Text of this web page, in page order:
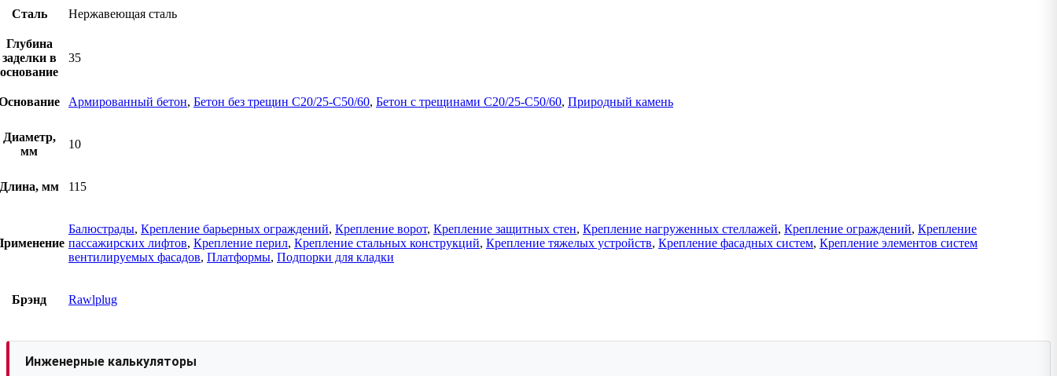
Сталь Нержавеющая сталь
Глубина
заделки в
основание
35
Армированный бетон, Бетон без трещин C20/25-C50/60, Бетон с трещинами C20/25-C50/60, Природный камень
Диаметр,
мм
10
Длина, мм 115
Балюстрады, Крепление барьерных ограждений, Крепление ворот, Крепление защитных стен, Крепление нагруженных стеллажей, Крепление ограждений, Крепление
пассажирских лифтов, Крепление перил, Крепление стальных конструкций, Крепление тяжелых устройств, Крепление фасадных систем, Крепление элементов систем
вентилируемых фасадов, Платформы, Подпорки для кладки
Брэнд Rawlplug
Инженерные калькуляторы